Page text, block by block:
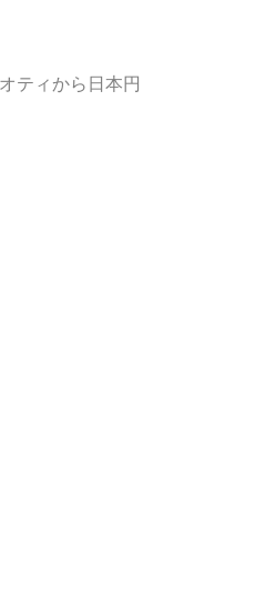
ティから日本円